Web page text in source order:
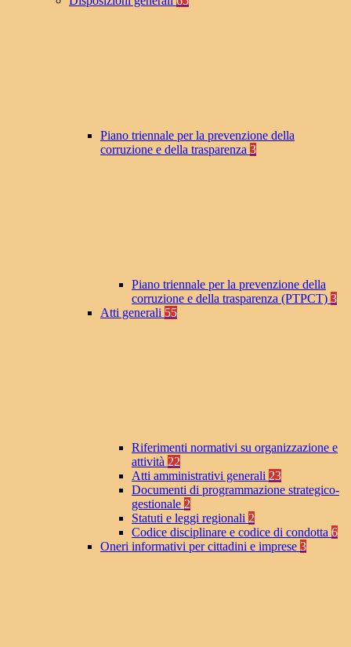
Piano triennale per la prevenzione della
corruzione e della trasparenza 3
Piano triennale per la prevenzione della
corruzione e della trasparenza (PTPCT) 3
Atti generali 55
Riferimenti normativi su organizzazione e
attività 22
Atti amministrativi generali 23
Documenti di programmazione strategico-
gestionale 2
Statuti e leggi regionali 2
Codice disciplinare e codice di condotta 6
Oneri informativi per cittadini e imprese 3